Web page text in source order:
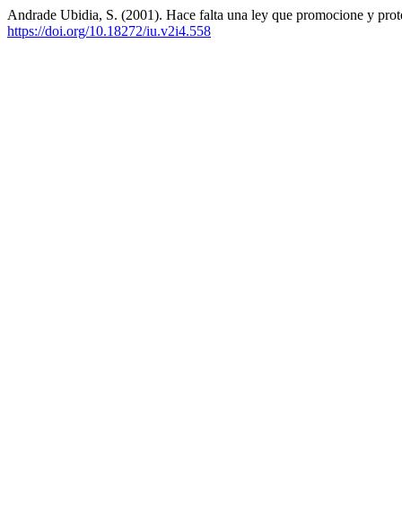
Andrade Ubidia, S. (2001). Hace falta una ley que promocione y
https://doi.org/10.18272/iu.v2i4.558